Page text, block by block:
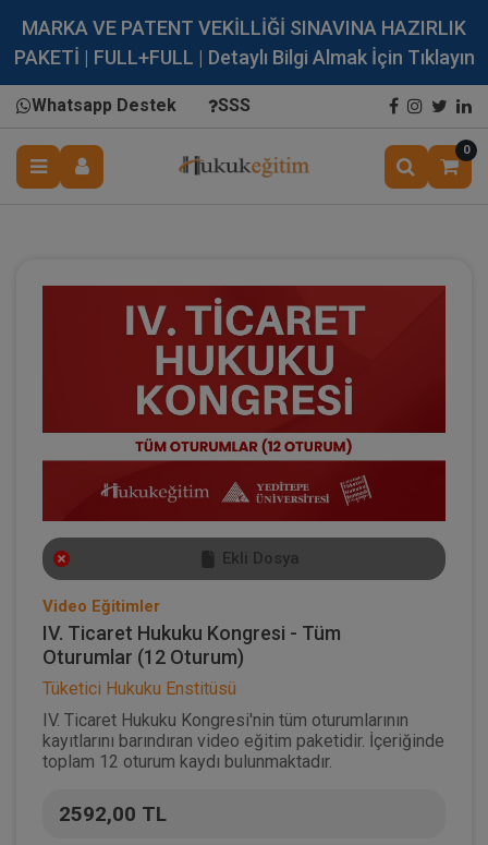
MARKA VE PATENT VEKİLLİĞİ SINAVINA HAZIRLIK
PAKETİ | FULL+FULL | Detaylı Bilgi Almak İçin Tıklayın
Whatsapp Destek SSS
0
Ekli Dosya
Video Eğitimler
IV. Ticaret Hukuku Kongresi - Tüm
Oturumlar (12 Oturum)
Tüketici Hukuku Enstitüsü
IV. Ticaret Hukuku Kongresi'nin tüm oturumlarının
kayıtlarını barındıran video eğitim paketidir. İçeriğinde
toplam 12 oturum kaydı bulunmaktadır.
2592,00 TL